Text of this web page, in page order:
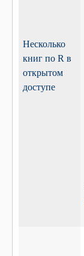
Несколько
книг по R в
открытом
доступе